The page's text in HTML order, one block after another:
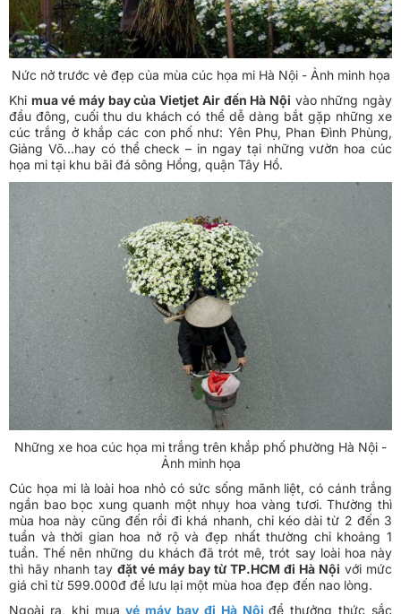
Nức nở trước vẻ đẹp của mùa cúc họa mi Hà Nội - Ảnh minh họa
Khi mua vé máy bay của Vietjet Air đến Hà Nội vào những ngày
đầu đông, cuối thu du khách có thể dễ dàng bắt gặp những xe
cúc trắng ở khắp các con phố như: Yên Phụ, Phan Đình Phùng,
Giảng Võ…hay có thể check – in ngay tại những vườn hoa cúc
họa mi tại khu bãi đá sông Hồng, quận Tây Hồ.
Những xe hoa cúc họa mi trắng trên khắp phố phường Hà Nội -
Ảnh minh họa
Cúc họa mi là loài hoa nhỏ có sức sống mãnh liệt, có cánh trắng
ngần bao bọc xung quanh một nhụy hoa vàng tươi. Thường thì
mùa hoa này cũng đến rồi đi khá nhanh, chỉ kéo dài từ 2 đến 3
tuần và thời gian hoa nở rộ và đẹp nhất thường chỉ khoảng 1
tuần. Thế nên những du khách đã trót mê, trót say loài hoa này
thì hãy nhanh tay đặt vé máy bay từ TP.HCM đi Hà Nội với mức
giá chỉ từ 599.000đ để lưu lại một mùa hoa đẹp đến nao lòng.
Ngoài ra, khi muavé máy bay đi Hà Nội để thưởng thức sắc